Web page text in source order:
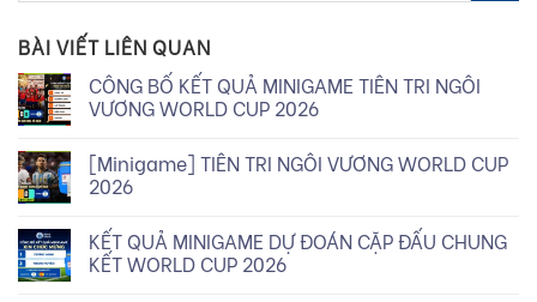
BÀI VIẾT LIÊN QUAN
CÔNG BỐ KẾT QUẢ MINIGAME TIÊN TRI NGÔI
VƯƠNG WORLD CUP 2026
[Minigame] TIÊN TRI NGÔI VƯƠNG WORLD CUP
2026
KẾT QUẢ MINIGAME DỰ ĐOÁN CẶP ĐẤU CHUNG
KẾT WORLD CUP 2026